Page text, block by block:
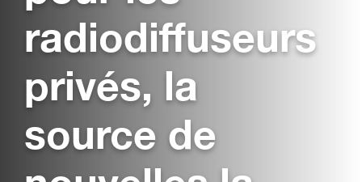
radiodiffuseurs
privés, la
source de